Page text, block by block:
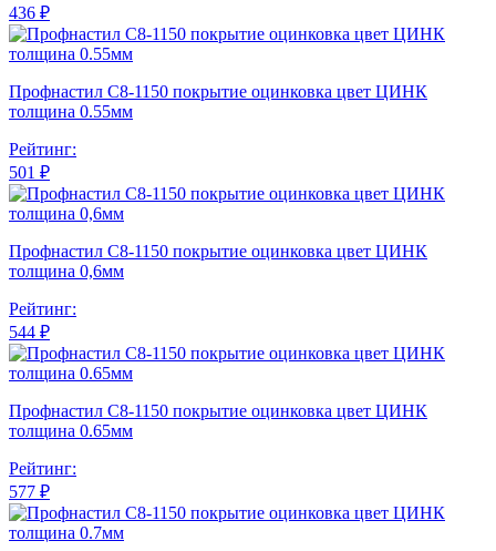
436 ₽
Профнастил С8-1150 покрытие оцинковка цвет ЦИНК
толщина 0.55мм
Рейтинг:
501 ₽
Профнастил С8-1150 покрытие оцинковка цвет ЦИНК
толщина 0,6мм
Рейтинг:
544 ₽
Профнастил С8-1150 покрытие оцинковка цвет ЦИНК
толщина 0.65мм
Рейтинг:
577 ₽